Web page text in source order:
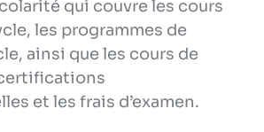
qui couvre les cours
les programmes de
ainsi que les cours de
et les frais d’examen.